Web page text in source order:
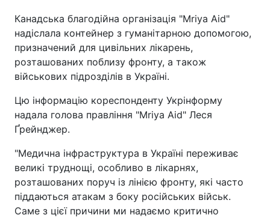
Канадська благодійна організація "Mriya Aid"
надіслала контейнер з гуманітарною допомогою,
призначений для цивільних лікарень,
розташованих поблизу фронту, а також
військових підрозділів в Україні.
Цю інформацію кореспонденту Укрінформу
надала голова правління "Mriya Aid" Леся
Ґрейнджер.
"Медична інфраструктура в Україні переживає
великі труднощі, особливо в лікарнях,
розташованих поруч із лінією фронту, які часто
піддаються атакам з боку російських військ.
Саме з цієї причини ми надаємо критично